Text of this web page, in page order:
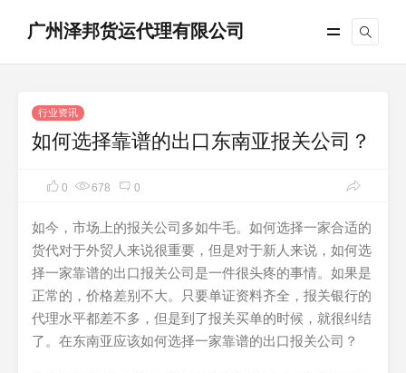
广州泽邦货运代理有限公司
行业资讯
如何选择靠谱的出口东南亚报关公司？
0 678 0
如今，市场上的报关公司多如牛毛。如何选择一家合适的
货代对于外贸人来说很重要，但是对于新人来说，如何选
择一家靠谱的出口报关公司是一件很头疼的事情。如果是
正常的，价格差别不大。只要单证资料齐全，报关银行的
代理水平都差不多，但是到了报关买单的时候，就很纠结
了。在东南亚应该如何选择一家靠谱的出口报关公司？